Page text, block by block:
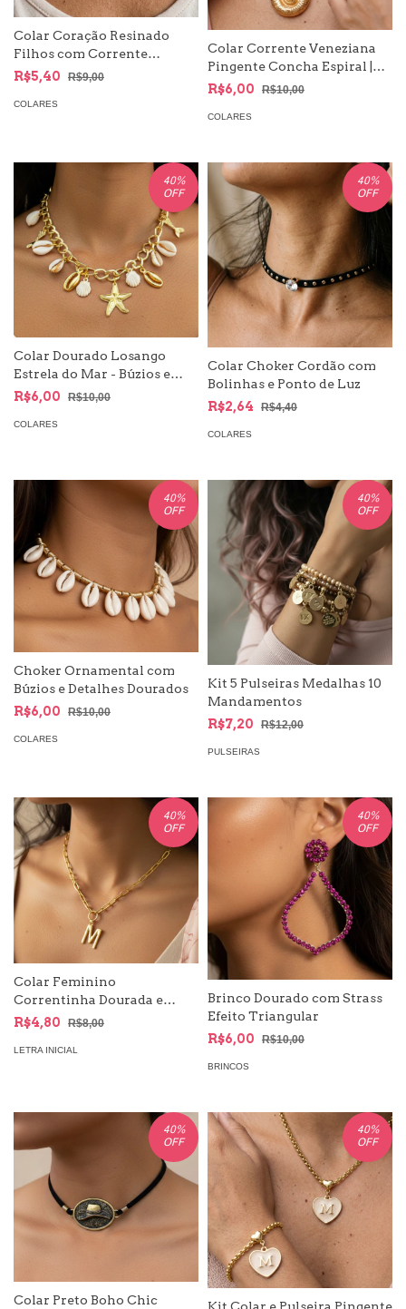
Colar Coração Resinado
Filhos com Corrente
Veneziana
R$5,40 R$9,00
COLARES
Colar Corrente Veneziana
Pingente Concha Espiral |
Moda Mar
R$6,00 R$10,00
COLARES
40%
OFF
Colar Dourado Losango
Estrela do Mar - Búzios e
Conchas | Moda Mar
R$6,00 R$10,00
COLARES
40%
OFF
Colar Choker Cordão com
Bolinhas e Ponto de Luz
R$2,64
R$4,40
COLARES
40%
OFF
Choker Ornamental com
Búzios e Detalhes Dourados
R$6,00
R$10,00
COLARES
40%
OFF
Kit 5 Pulseiras Medalhas 10
Mandamentos
R$7,20
R$12,00
PULSEIRAS
40%
OFF
Colar Feminino
Correntinha Dourada e
Pingente Letra Inicial do
R$4,80 R$8,00
LETRA INICIAL
40%
OFF
Brinco Dourado com Strass
Efeito Triangular
R$6,00
R$10,00
BRINCOS
40%
OFF
Colar Preto Boho Chic
40%
OFF
Kit Colar e Pulseira Pingente